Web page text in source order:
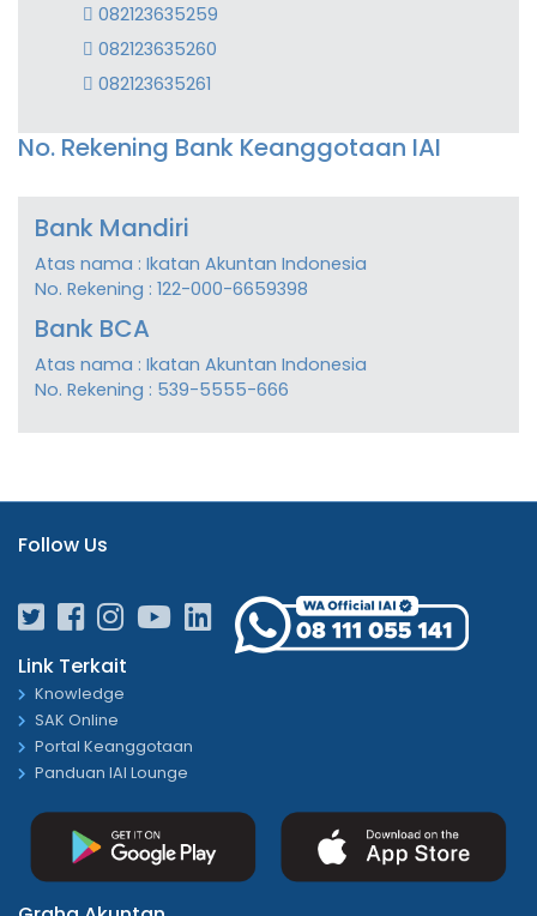
082123635259
082123635260
082123635261
No. Rekening Bank Keanggotaan IAI
Bank Mandiri
Atas nama : Ikatan Akuntan Indonesia
No. Rekening : 122-000-6659398
Bank BCA
Atas nama : Ikatan Akuntan Indonesia
No. Rekening : 539-5555-666
Follow Us
Link Terkait
Knowledge
SAK Online
Portal Keanggotaan
Panduan IAI Lounge